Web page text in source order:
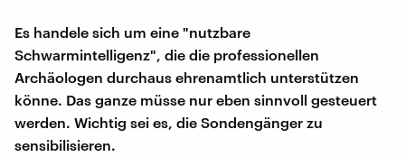
Es handele sich um eine "nutzbare
Schwarmintelligenz", die die professionellen
Archäologen durchaus ehrenamtlich unterstützen
könne. Das ganze müsse nur eben sinnvoll gesteuert
werden. Wichtig sei es, die Sondengänger zu
sensibilisieren.